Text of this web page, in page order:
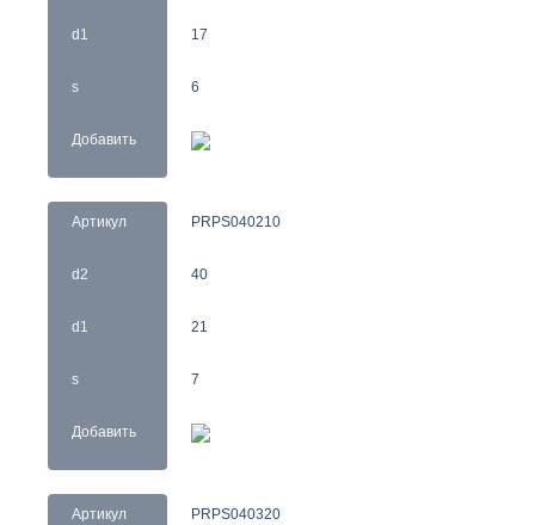
d1
s
Добавить
17
6
Артикул
d2
d1
s
Добавить
PRPS040210
40
21
7
Артикул PRPS040320